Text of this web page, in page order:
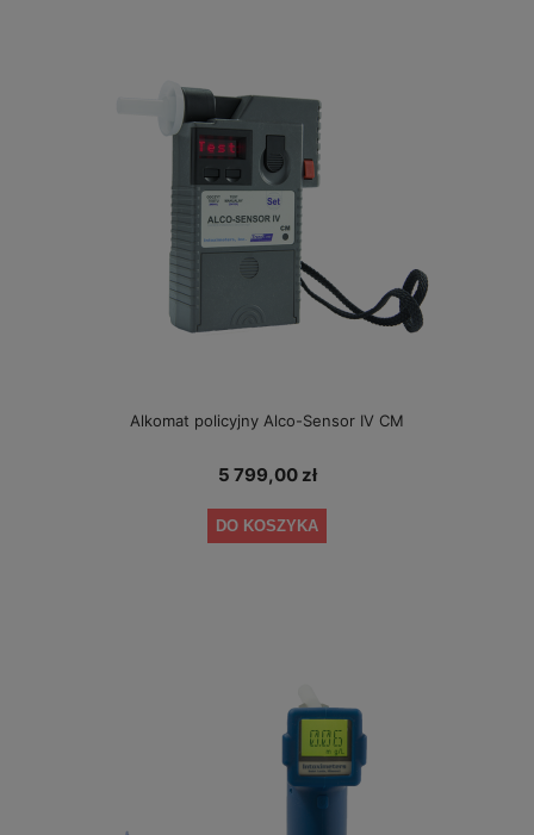
Alkomat policyjny Alco-Sensor IV CM
5 799,00 zł
DO KOSZYKA